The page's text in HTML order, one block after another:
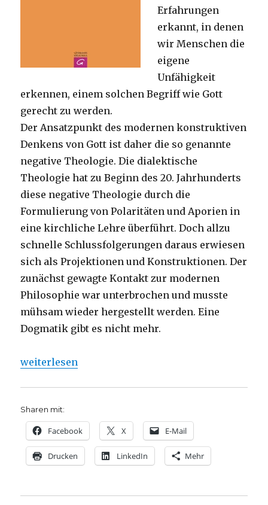
Erfahrungen
erkannt, in denen
wir Menschen die
eigene
Unfähigkeit
erkennen, einem solchen Begriff wie Gott
gerecht zu werden.
Der Ansatzpunkt des modernen konstruktiven
Denkens von Gott ist daher die so genannte
negative Theologie. Die dialektische
Theologie hat zu Beginn des 20. Jahrhunderts
diese negative Theologie durch die
Formulierung von Polaritäten und Aporien in
eine kirchliche Lehre überführt. Doch allzu
schnelle Schlussfolgerungen daraus erwiesen
sich als Projektionen und Konstruktionen. Der
zunächst gewagte Kontakt zur modernen
Philosophie war unterbrochen und musste
mühsam wieder hergestellt werden. Eine
Dogmatik gibt es nicht mehr.
„Glauben ins Wort fassen, Rezension von
weiterlesen
Sharen mit:
Facebook X E-Mail
Drucken LinkedIn Mehr